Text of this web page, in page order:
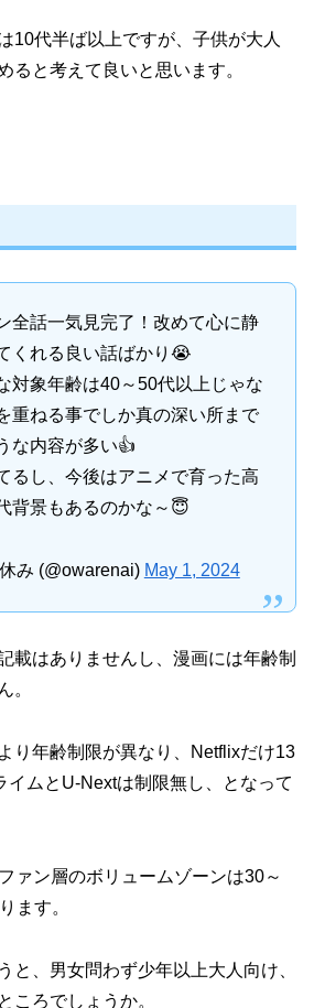
10代半ば以上ですが、子供が大人
ると考えて良いと思います。
全話一気見完了！改めて心に静
くれる良い話ばかり😭
対象年齢は40～50代以上じゃな
重ねる事でしか真の深い所まで
な内容が多い👍
るし、今後はアニメで育った高
背景もあるのかな～😇
み (@owarenai) May 1, 2024
載はありませんし、漫画には年齢制
。
り年齢制限が異なり、Netflixだけ13
イムとU-Nextは制限無し、となって
ァン層のボリュームゾーンは30～
ます。
と、男女問わず少年以上大人向け、
ころでしょうか。